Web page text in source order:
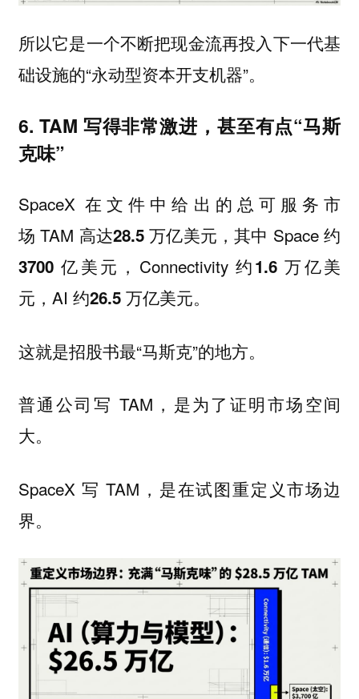
所以它是一个不断把现金流再投入下一代基
础设施的“永动型资本开支机器”。
6. TAM 写得非常激进，甚至有点“马斯
克味”
SpaceX 在文件中给出的总可服务市
场 TAM 高达28.5 万亿美元 ，其中 Space 约
3700 亿美元 ，Connectivity 约1.6 万亿美
元 ，AI 约26.5 万亿美元。
这就是招股书最“马斯克”的地方。
普通公司写 TAM，是为了证明市场空间
大。
SpaceX 写 TAM，是在试图重定义市场边
界。